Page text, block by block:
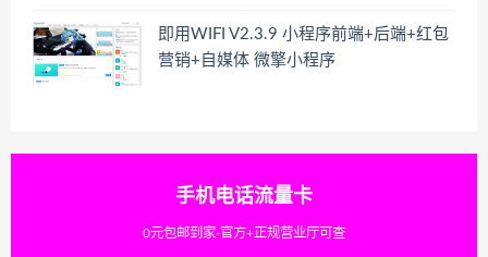
即用WIFI V2.3.9 小程序前端+后端+红包
营销+自媒体 微擎小程序
手机电话流量卡
0元包邮到家-官方+正规营业厅可查